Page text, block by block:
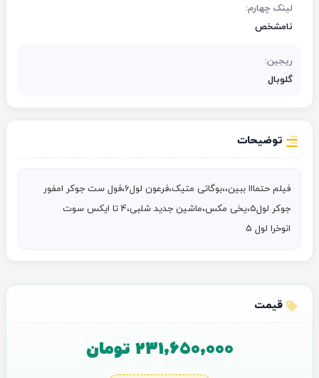
لینک چهارم:
نامشخص
ریجین:
گلوبال
توضیحات
انوخرا لول 5
قیمت
231,650,000 تومان